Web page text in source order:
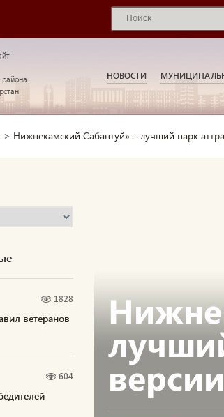
района
НОВОСТИ
> Нижнекамский Сабантуй» – лучший парк
1828
ветеранов
604